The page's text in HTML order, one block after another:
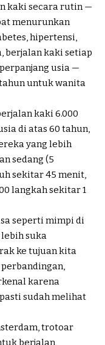
kaki secara rutin —
menurunkan
hipertensi,
berjalan kaki setiap
usia —
untuk wanita
kaki 6.000
di atas 60 tahun,
yang lebih
sedang (5
sekitar 45 menit,
langkah sekitar 1
seperti mimpi di
suka
ke tujuan kita
karena
sudah melihat
trotoar
berjalan,